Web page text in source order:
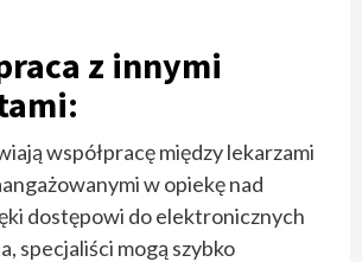
z innymi
współpracę między lekarzami
w opiekę nad
dostępowi do elektronicznych
specjaliści mogą szybko